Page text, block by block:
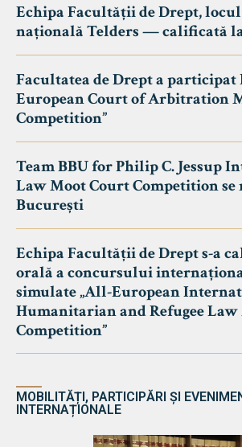
Echipa Facultății de Drept,
națională Telders — calificată
Facultatea de Drept a participat
European Court of Arbitration
Competition”
Team BBU for Philip C. Jessup
Law Moot Court Competition se
București
Echipa Facultății de Drept s-a
orală a concursului
simulate „All-European
Humanitarian and Refugee
Competition”
MOBILITĂȚI, PARTICIPĂRI ȘI
INTERNAȚIONALE